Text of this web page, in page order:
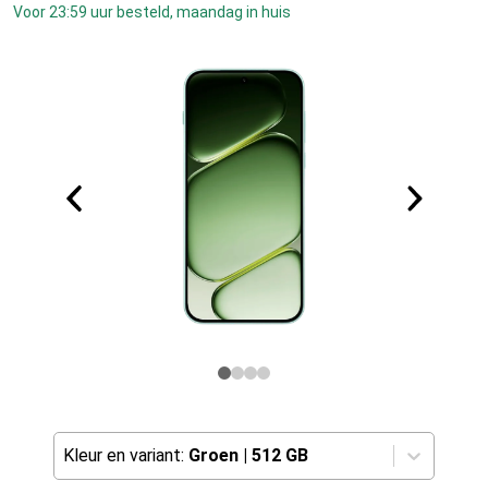
Voor 23:59 uur besteld, maandag in huis
Kleur en variant: Groen | 512 GB